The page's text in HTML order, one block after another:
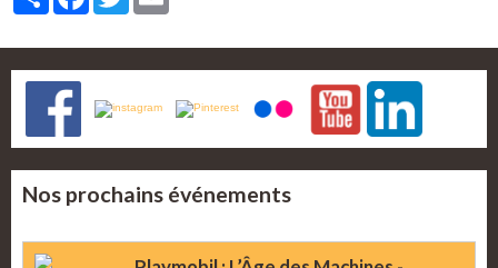
Nos prochains événements